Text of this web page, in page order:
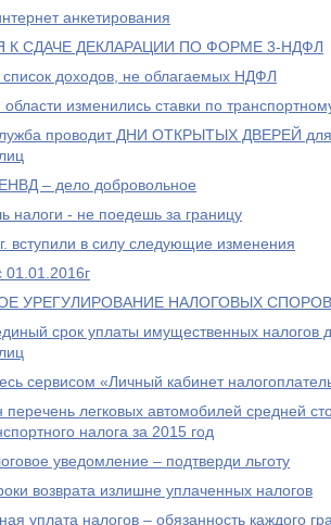
анкетирования
К СДАЧЕ ДЕКЛАРАЦИИ ПО ФОРМЕ 3-НДФЛ
доходов, не облагаемых НДФЛ
изменились ставки по
проводит ДНИ ОТКРЫТЫХ ДВЕРЕЙ для
– дело добровольное
налоги - не поедешь за границу
вступили в силу следующие изменения
01.01.2016г
УРЕГУЛИРОВАНИЕ НАЛОГОВЫХ
срок уплаты имущественных налогов
сервисом «Личный кабинет
перечень легковых автомобилей средней
налога за 2015 год
уведомление – подтверди льготу
возврата излишне уплаченных налогов
уплата налогов – обязанность каждого